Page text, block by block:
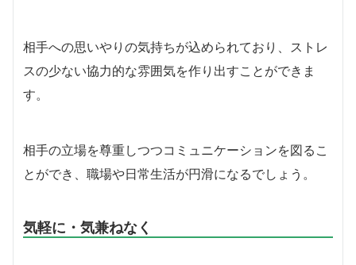
相手への思いやりの気持ちが込められており、ストレ
スの少ない協力的な雰囲気を作り出すことができま
す。
相手の立場を尊重しつつコミュニケーションを図るこ
とができ、職場や日常生活が円滑になるでしょう。
気軽に・気兼ねなく